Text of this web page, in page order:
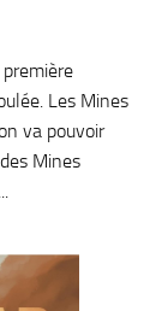
Les Mines
va pouvoir
Mines